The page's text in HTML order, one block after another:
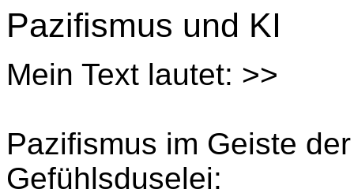
Pazifismus und KI
Mein Text lautet: >>
Pazifismus im Geiste
Gefühlsduselei: